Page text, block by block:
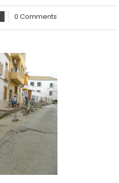
0 Comments